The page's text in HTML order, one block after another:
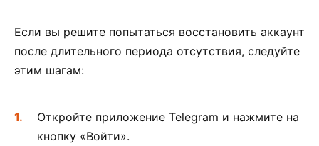
Если вы решите попытаться восстановить аккаунт
после длительного периода отсутствия, следуйте
этим шагам:
Откройте приложение Telegram и нажмите на
кнопку «Войти».